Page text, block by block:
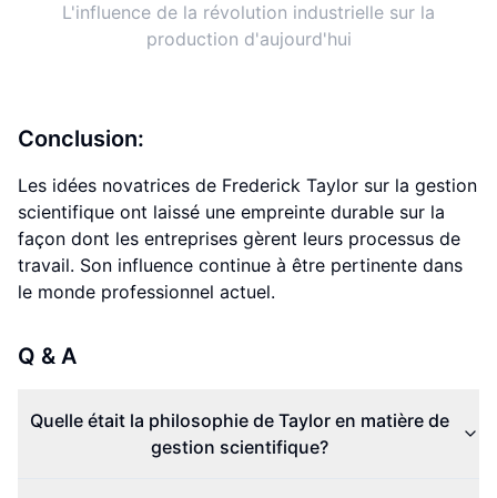
L'influence de la révolution industrielle sur la
production d'aujourd'hui
Conclusion:
Les idées novatrices de Frederick Taylor sur la gestion
scientifique ont laissé une empreinte durable sur la
façon dont les entreprises gèrent leurs processus de
travail. Son influence continue à être pertinente dans
le monde professionnel actuel.
Q & A
Quelle était la philosophie de Taylor en matière de
gestion scientifique?